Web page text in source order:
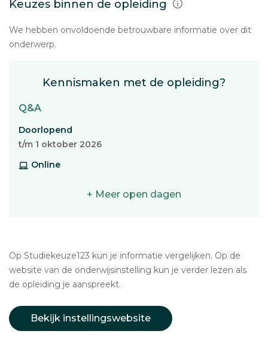
Keuzes binnen de opleiding
We hebben onvoldoende betrouwbare informatie over dit
onderwerp.
Kennismaken met de opleiding?
Q&A
Doorlopend
t/m 1 oktober 2026
Online
+ Meer open dagen
Op Studiekeuze123 kun je informatie vergelijken. Op de
website van de onderwijsinstelling kun je verder lezen als
de opleiding je aanspreekt.
Bekijk instellingswebsite